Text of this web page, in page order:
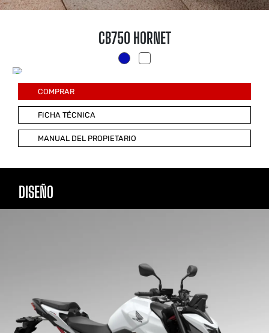
CB750 HORNET
COMPRAR
FICHA TÉCNICA
MANUAL DEL PROPIETARIO
DISEÑO